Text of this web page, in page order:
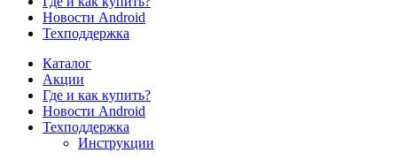
Новости Android
Техподдержка
Каталог
Акции
Где и как купить?
Новости Android
Техподдержка
Инструкции